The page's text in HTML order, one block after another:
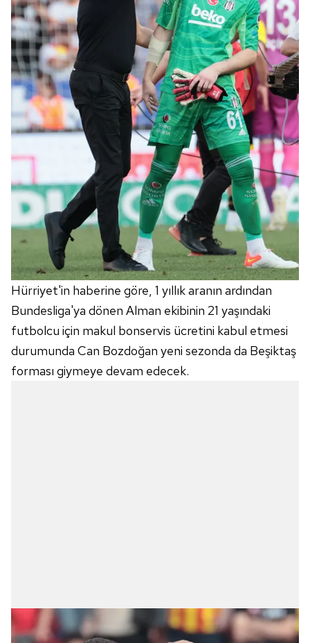
Hürriyet'in haberine göre, 1 yıllık aranın ardından
Bundesliga'ya dönen Alman ekibinin 21 yaşındaki
futbolcu için makul bonservis ücretini kabul etmesi
durumunda Can Bozdoğan yeni sezonda da Beşiktaş
forması giymeye devam edecek.